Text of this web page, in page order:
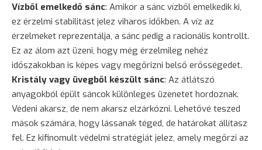
Vízből emelkedő sánc: Amikor a sánc vízből emelkedik ki,
ez érzelmi stabilitást jelez viharos időkben. A víz az
érzelmeket reprezentálja, a sánc pedig a racionális kontrollt.
Ez az álom azt üzeni, hogy még érzelmileg nehéz
időszakokban is képes vagy megőrizni belső erősségedet.
Kristály vagy üvegből készült sánc: Az átlátszó
anyagokból épült sáncok különleges üzenetet hordoznak.
Védeni akarsz, de nem akarsz elzárkózni. Lehetővé teszed
mások számára, hogy lássanak téged, de határokat állítasz
fel. Ez kifinomult védelmi stratégiát jelez, amely megőrzi az